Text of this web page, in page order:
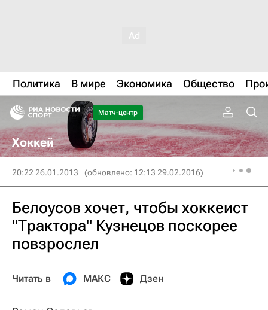
Политика В мире Экономика Общество
Матч-центр
Хоккей
20:22 26.01.2013 (обновлено: 12:13 29.02.2016)
Белоусов хочет, чтобы хоккеист
"Трактора" Кузнецов поскорее
повзрослел
Читать в МАКС Дзен